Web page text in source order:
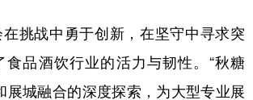
战中勇于创新，在坚守中寻求突
食品酒饮行业的活力与韧性。“秋糖
展城融合的深度探索，为大型专业展